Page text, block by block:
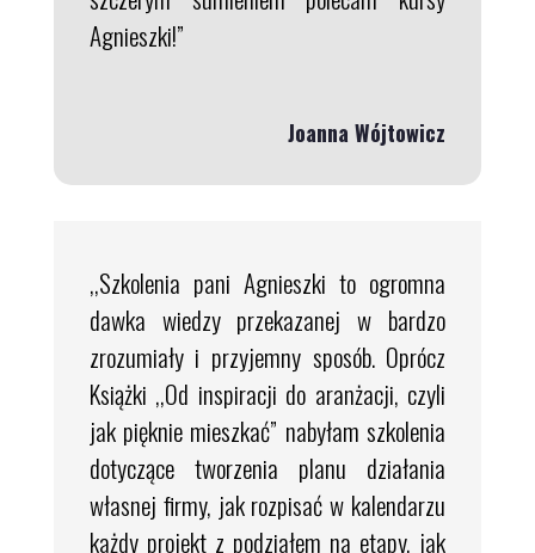
Agnieszki!”
Joanna Wójtowicz
,,Szkolenia pani Agnieszki to ogromna
dawka wiedzy przekazanej w bardzo
zrozumiały i przyjemny sposób. Oprócz
Książki ,,Od inspiracji do aranżacji, czyli
jak pięknie mieszkać” nabyłam szkolenia
dotyczące tworzenia planu działania
własnej firmy, jak rozpisać w kalendarzu
każdy projekt z podziałem na etapy, jak